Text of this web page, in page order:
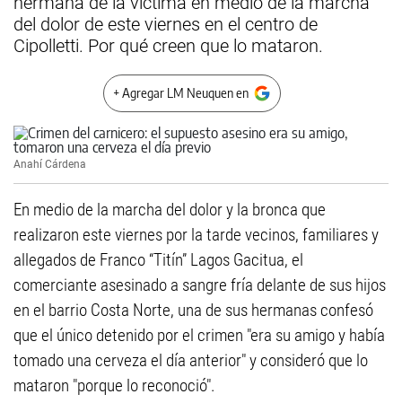
del dolor de este viernes en el centro de
Cipolletti. Por qué creen que lo mataron.
+ Agregar LM Neuquen en
Anahí Cárdena
En medio de la marcha del dolor y la bronca que
realizaron este viernes por la tarde vecinos, familiares y
allegados de Franco “Titín” Lagos Gacitua, el
comerciante asesinado a sangre fría delante de sus hijos
en el barrio Costa Norte, una de sus hermanas confesó
que el único detenido por el crimen "era su amigo y había
tomado una cerveza el día anterior" y consideró que lo
mataron "porque lo reconoció".